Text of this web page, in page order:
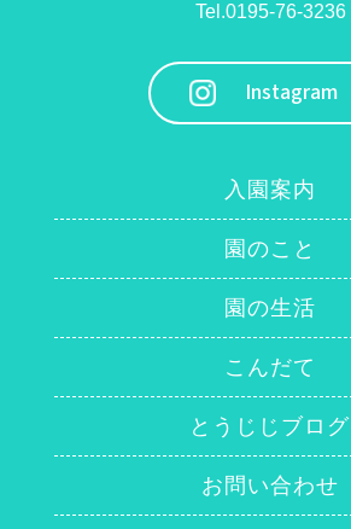
Tel.0195-76-3236
Instagram
入園案内
園のこと
園の生活
こんだて
とうじじブログ
お問い合わせ